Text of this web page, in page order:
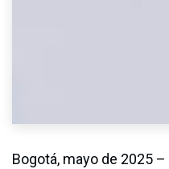
Bogotá, mayo de 2025 –